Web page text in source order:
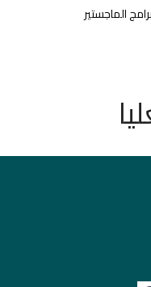
الماجستير